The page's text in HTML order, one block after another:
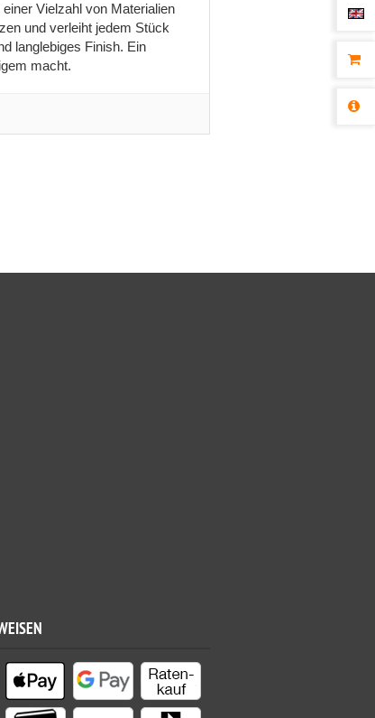
Vielzahl von Materialien
und verleiht jedem Stück
langlebiges Finish. Ein
macht.